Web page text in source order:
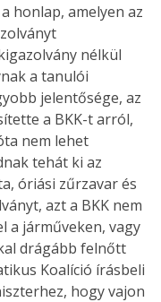
honlap, amelyen az
nélkül
a tanulói
jelentősége, az
a BKK-t arról,
nem lehet
tehát ki az
óriási zűrzavar és
azt a BKK nem
a járműveken, vagy
drágább felnőtt
Koalíció írásbeli
hogy vajon